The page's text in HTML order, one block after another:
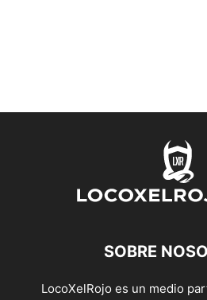
SOBRE
LocoXelRojo es un medio